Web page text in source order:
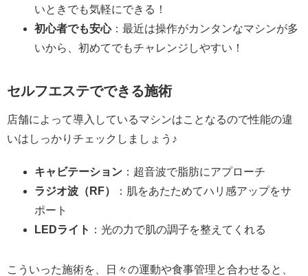
いときでも気軽にできる！
初心者でも安心：最近は操作がカンタンなマシンが多
いから、初めてでもチャレンジしやすい！
セルフエステでできる施術
店舗によって導入しているマシンはことなるので性能の違
いはしっかりチェックしましょう♪
キャビテーション ：超音波で脂肪にアプローチ
ラジオ波（RF）
：肌をあたためてハリ感アップをサ
ポート
LEDライト ：光の力で肌の調子を整えてくれる
こういった施術を、日々の運動や食事管理と合わせると、